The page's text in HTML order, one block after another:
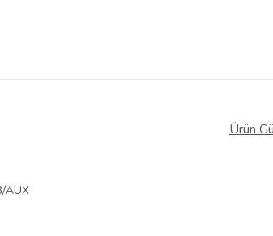
Ürün
AUX